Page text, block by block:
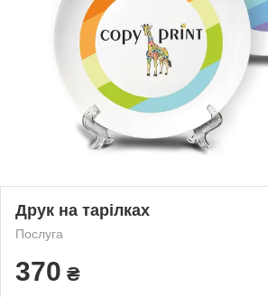
Друк на тарілках
Послуга
370 ₴